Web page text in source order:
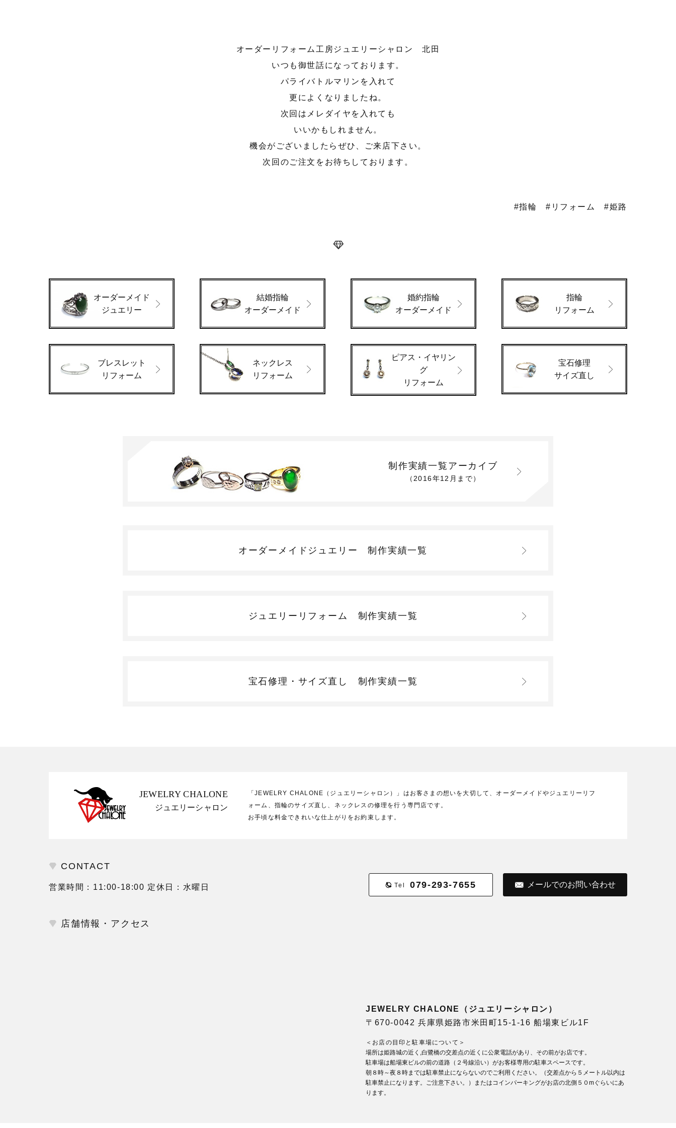
オーダーリフォーム工房ジュエリーシャロン 北田
いつも御世話になっております。
パライバトルマリンを入れて
更によくなりましたね。
次回はメレダイヤを入れても
いいかもしれません。
機会がございましたらぜひ、ご来店下さい。
次回のご注文をお待ちしております。
#指輪 #リフォーム #姫路
オーダーメイド
ジュエリー
結婚指輪
オーダーメイド
婚約指輪
オーダーメイド
指輪
リフォーム
ブレスレット
リフォーム
ネックレス
リフォーム
ピアス・イヤリン
グ
リフォーム
宝石修理
サイズ直し
制作実績一覧アーカイブ
（2016年12月まで）
オーダーメイドジュエリー制作実績一覧
ジュエリーリフォーム 制作実績一覧
宝石修理・サイズ直し 制作実績一覧
JEWELRY CHALONE
ジュエリーシャロン
「JEWELRY CHALONE（ジュエリーシャロン）」はお客さまの想いを大切して、オーダーメイドやジュエリーリフ
ォーム、指輪のサイズ直し、ネックレスの修理を行う専門店です。
お手頃な料金できれいな仕上がりをお約束します。
CONTACT
営業時間：11:00-18:00 定休日：水曜日 Tel 079-293-7655 メールでのお問い合わせ
店舗情報・アクセス
JEWELRY CHALONE（ジュエリーシャロン）
〒670-0042 兵庫県姫路市米田町15-1-16 船場東ビル1F
＜お店の目印と駐車場について＞
場所は姫路城の近く,白鷺橋の交差点の近くに公衆電話があり、その前がお店です。
駐車場は船場東ビルの前の道路（２号線沿い）がお客様専用の駐車スペースです。
朝８時～夜８時までは駐車禁止にならないのでご利用ください。（交差点から５メートル以内は
駐車禁止になります。ご注意下さい。）またはコインパーキングがお店の北側５０mぐらいにあ
ります。